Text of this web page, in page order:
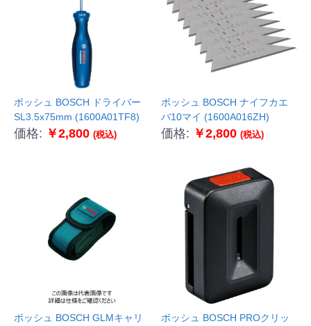
ボッシュ BOSCH ドライバー
SL3.5x75mm (1600A01TF8)
価格: ￥2,800 (税込)
ボッシュ BOSCH ナイフカエ
バ10マイ (1600A016ZH)
価格: ￥2,800 (税込)
ボッシュ BOSCH GLMキャリ
ボッシュ BOSCH PROクリッ